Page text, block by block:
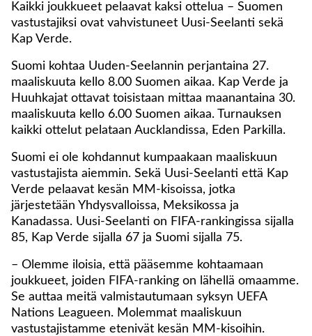
Kaikki joukkueet pelaavat kaksi ottelua – Suomen
vastustajiksi ovat vahvistuneet Uusi-Seelanti sekä
Kap Verde.
Suomi kohtaa Uuden-Seelannin perjantaina 27.
maaliskuuta kello 8.00 Suomen aikaa. Kap Verde ja
Huuhkajat ottavat toisistaan mittaa maanantaina 30.
maaliskuuta kello 6.00 Suomen aikaa. Turnauksen
kaikki ottelut pelataan Aucklandissa, Eden Parkilla.
Suomi ei ole kohdannut kumpaakaan maaliskuun
vastustajista aiemmin. Sekä Uusi-Seelanti että Kap
Verde pelaavat kesän MM-kisoissa, jotka
järjestetään Yhdysvalloissa, Meksikossa ja
Kanadassa. Uusi-Seelanti on FIFA-rankingissa sijalla
85, Kap Verde sijalla 67 ja Suomi sijalla 75.
– Olemme iloisia, että pääsemme kohtaamaan
joukkueet, joiden FIFA-ranking on lähellä omaamme.
Se auttaa meitä valmistautumaan syksyn UEFA
Nations Leagueen. Molemmat maaliskuun
vastustajistamme etenivät kesän MM-kisoihin.